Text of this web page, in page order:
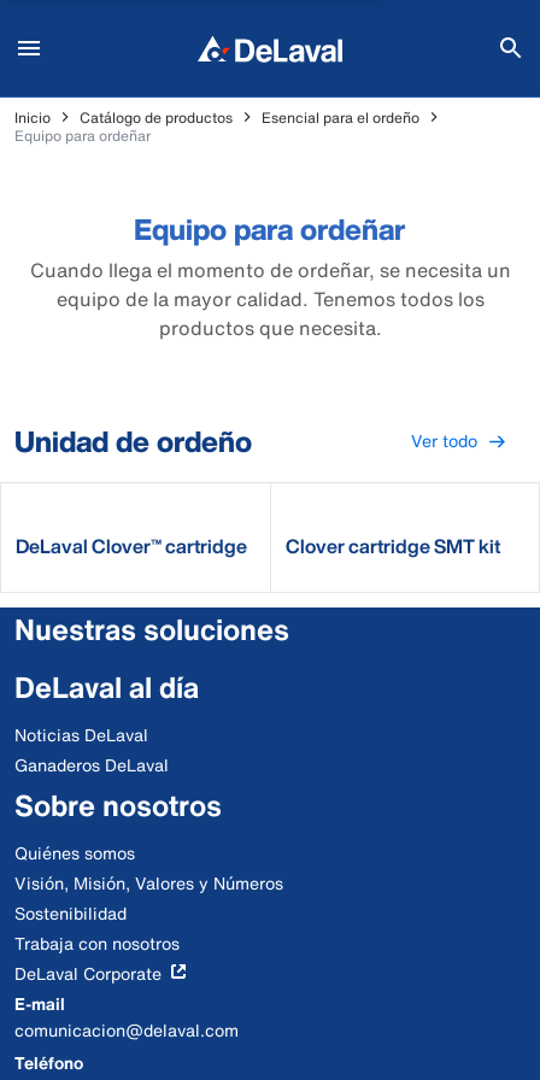
Inicio Catálogo de productos
Esencial para el ordeño
Equipo para ordeñar
Equipo para ordeñar
Cuando llega el momento de ordeñar, se necesita un
equipo de la mayor calidad. Tenemos todos los
productos que necesita.
Unidad de ordeño Ver todo
DeLaval Clover™ cartridge Clover cartridge SMT kit
Nuestras soluciones
DeLaval al día
Noticias DeLaval
Ganaderos DeLaval
Sobre nosotros
Quiénes somos
Visión, Misión, Valores y Números
Sostenibilidad
Trabaja con nosotros
DeLaval Corporate
E-mail
comunicacion@delaval.com
Teléfono